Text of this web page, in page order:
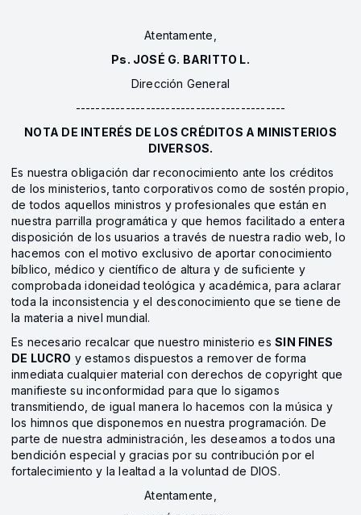
Atentamente,
Ps. JOSÉ G. BARITTO L.
Dirección General
------------------------------------------
NOTA DE INTERÉS DE LOS CRÉDITOS A MINISTERIOS
DIVERSOS.
Es nuestra obligación dar reconocimiento ante los créditos
de los ministerios, tanto corporativos como de sostén propio,
de todos aquellos ministros y profesionales que están en
nuestra parrilla programática y que hemos facilitado a entera
disposición de los usuarios a través de nuestra radio web, lo
hacemos con el motivo exclusivo de aportar conocimiento
bíblico, médico y científico de altura y de suficiente y
comprobada idoneidad teológica y académica, para aclarar
toda la inconsistencia y el desconocimiento que se tiene de
la materia a nivel mundial.
Es necesario recalcar que nuestro ministerio esSIN FINES
DE LUCRO y estamos dispuestos a remover de forma
inmediata cualquier material con derechos de copyright que
manifieste su inconformidad para que lo sigamos
transmitiendo, de igual manera lo hacemos con la música y
los himnos que disponemos en nuestra programación. De
parte de nuestra administración, les deseamos a todos una
bendición especial y gracias por su contribución por el
fortalecimiento y la lealtad a la voluntad de DIOS.
Atentamente,